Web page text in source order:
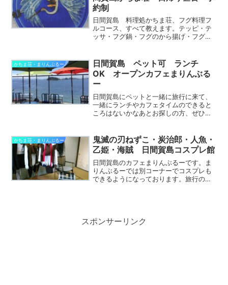
約制
日間賀島 料理処かちま荘、フグ料理フ
ルコース、すべて教えます。テッピ・テ
ッサ・フグ鍋・フグのから揚げ・フグの
な美味しい食べ方も公開いたします。ふ
ぐは余すとこなくすべて食...
かちま荘・まりんぶるー
日間賀島 ペット可 ランチ
OK オープンカフェまりんぶる
ー
日間賀島にペットと一緒に旅行に来て、
一緒にランチやカフェタイムのできると
ころはないかなあとお探しの方、ぜひ、
る方も増えてきました。ペットは家族も
同然。一緒に旅の思い出を...
かちま荘・まりんぶるー
鬼滅の刃ねずこ・炭治郎・人魚・
乙姫・海賊 日間賀島コスプレ館
日間賀島のカフェまりんぶるーです。ま
りんぶるーでは別コーナーでコスプレも
できるようになっております。旅行の思
スポンサーリンク